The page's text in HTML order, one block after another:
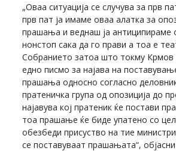
„Оваа ситуација се случува за прв
прв пат ја имаме оваа алатка за
прашања и веднаш ја антиципираме
нонстоп сака да го прави а тоа е
Собранието затоа што токму Крмов
едно писмо за најава на
прашања односно согласно
пратеничка група од опозиција до
најавува кој пратеник ќе постави
тоа прашање ќе биде упатено со
обезбеди присуство на тие
се поставуваат прашањата“,